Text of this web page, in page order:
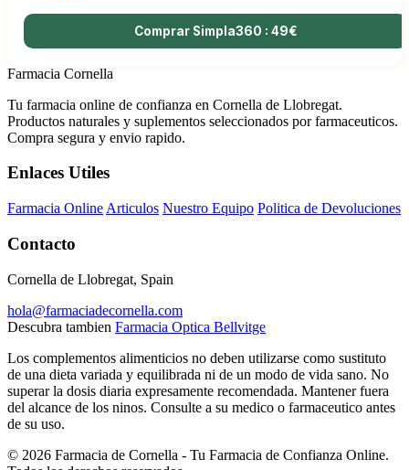
Comprar Simpla360 : 49€
Farmacia Cornella
Tu farmacia online de confianza en Cornella de Llobregat.
Productos naturales y suplementos seleccionados por farmaceuticos.
Compra segura y envio rapido.
Enlaces Utiles
Farmacia Online Articulos Nuestro Equipo Politica de Devoluciones
Contacto
Cornella de Llobregat, Spain
hola@farmaciadecornella.com
Descubra tambien Farmacia Optica Bellvitge
Los complementos alimenticios no deben utilizarse como sustituto
de una dieta variada y equilibrada ni de un modo de vida sano. No
superar la dosis diaria expresamente recomendada. Mantener fuera
del alcance de los ninos. Consulte a su medico o farmaceutico antes
de su uso.
© 2026 Farmacia de Cornella - Tu Farmacia de Confianza Online.